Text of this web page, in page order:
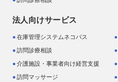
法人向けサービス
在庫管理システムネコパス
訪問診療相談
介護施設・事業者向け経営支援
訪問マッサージ